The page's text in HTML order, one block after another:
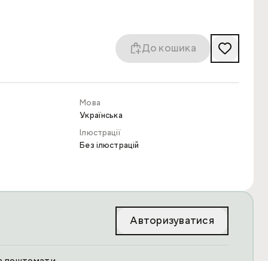
До кошика
Мова
Українська
Ілюстрації
Без ілюстрацій
Авторизуватися